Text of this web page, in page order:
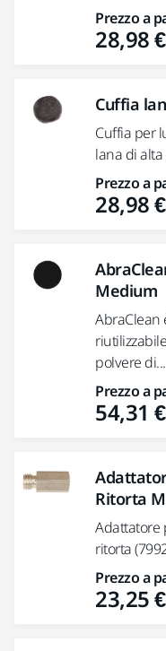
Prezzo a
28,98 €
Cuffia
Cuffia per
lana di
Prezzo a
28,98 €
Medium
AbraClean
polvere di...
Prezzo a
54,31 €
Ritorta
Adattatore
ritorta
Prezzo a
23,25 €